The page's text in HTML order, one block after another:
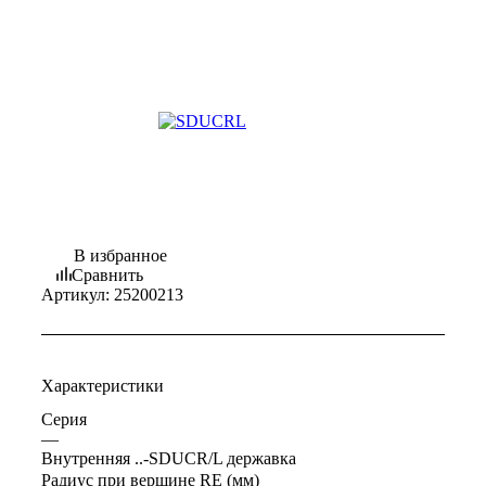
В избранное
Сравнить
Артикул: 25200213
Характеристики
Серия
—
Внутренняя ..-SDUCR/L державка
Радиус при вершине RE (мм)